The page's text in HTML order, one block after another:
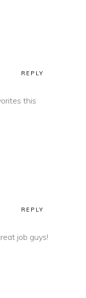
REPLY
this
REPLY
job guys!